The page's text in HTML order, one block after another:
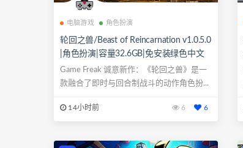
电脑游戏 角色扮演
轮回之兽/Beast of Reincarnation v1.0.5.0
|角色扮演|容量32.6GB|免安装绿色中文
版|支持键盘.鼠标.手柄
Game Freak 诚意新作：《轮回之兽》是一
款融合了即时与回合制战斗的动作角色扮...
14小时前 6 6